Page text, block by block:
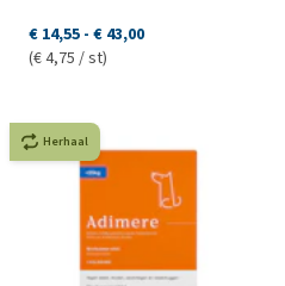
€ 14,55 - € 43,00
(€ 4,75 / st)
Herhaal